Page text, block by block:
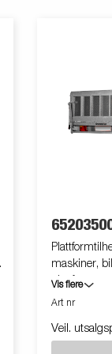
maskiner,
plattform
tilbehør gjør
Vis flere
Art nr
Veil.